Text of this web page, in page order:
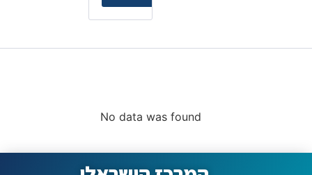
No data was found